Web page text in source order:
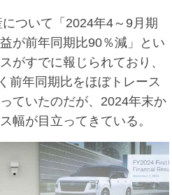
ついて「2024年4～9月期
が前年同期比90％減」とい
がすでに報じられており、
前年同期比をほぼトレース
ていたのだが、2024年末か
幅が目立ってきている。